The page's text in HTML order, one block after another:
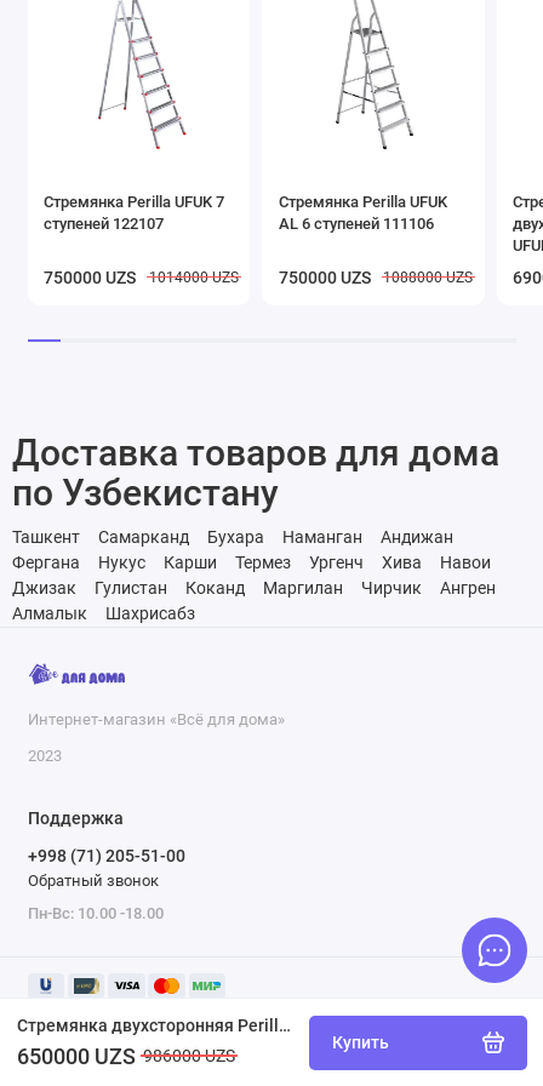
Стремянка двухсторонняя Perilla ЯРУС 6 ступеней 122406
650000 UZS 986000 UZS
Купить
Стремянка Perilla UFUK 7
ступеней 122107
750000 UZS 1014000 UZS
Стремянка Perilla UFUK
AL 6 ступеней 111106
750000 UZS 1088000 UZS
Доставка товаров для дома
по Узбекистану
Ташкент Самарканд Бухара Наманган
Андижан
Фергана
Нукус Карши Термез Ургенч Хива
Навои
Джизак
Гулистан Коканд Маргилан Чирчик
Ангрен
Алмалык
Шахрисабз
Интернет-магазин «Всё для дома»
2023
Поддержка
+998 (71) 205-51-00
Обратный звонок
Пн-Вс: 10.00 -18.00